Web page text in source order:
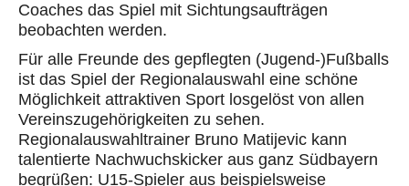
Coaches das Spiel mit Sichtungsaufträgen
beobachten werden.
Für alle Freunde des gepflegten (Jugend-)Fußballs
ist das Spiel der Regionalauswahl eine schöne
Möglichkeit attraktiven Sport losgelöst von allen
Vereinszugehörigkeiten zu sehen.
Regionalauswahltrainer Bruno Matijevic kann
talentierte Nachwuchskicker aus ganz Südbayern
begrüßen: U15-Spieler aus beispielsweise